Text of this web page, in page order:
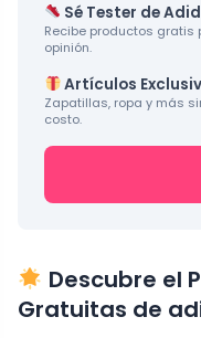
Sé Tester de
Recibe productos gratis
opinión.
Artículos
Zapatillas, ropa y más
costo.
Descubre el
Gratuitas de